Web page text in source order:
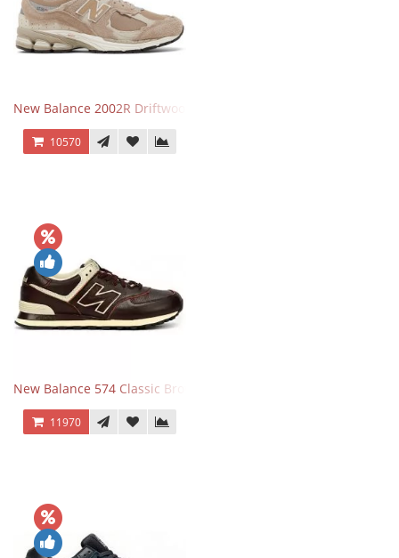
New Balance 2002R Driftwood Sea Salt бежевые
10570
New Balance 574 Classic Brown White
11970